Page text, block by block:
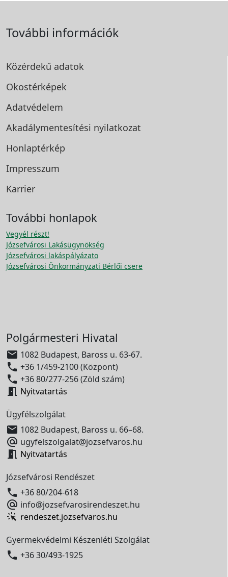
További információk
Közérdekű adatok
Okostérképek
Adatvédelem
Akadálymentesítési nyilatkozat
Honlaptérkép
Impresszum
Karrier
További honlapok
Vegyél részt!
Józsefvárosi Lakásügynökség
Józsefvárosi lakáspályázato
Józsefvárosi Önkormányzati Bérlői csere
Polgármesteri Hivatal
 1082 Budapest, Baross u. 63-67.
 +36 1/459-2100 (Központ)
 +36 80/277-256 (Zöld szám)
 Nyitvatartás
Ügyfélszolgálat
 1082 Budapest, Baross u. 66–68.
 ugyfelszolgalat@jozsefvaros.hu
 Nyitvatartás
Józsefvárosi Rendészet
 +36 80/204-618
 info@jozsefvarosirendeszet.hu
rendeszet.jozsefvaros.hu
Gyermekvédelmi Készenléti Szolgálat
 +36 30/493-1925